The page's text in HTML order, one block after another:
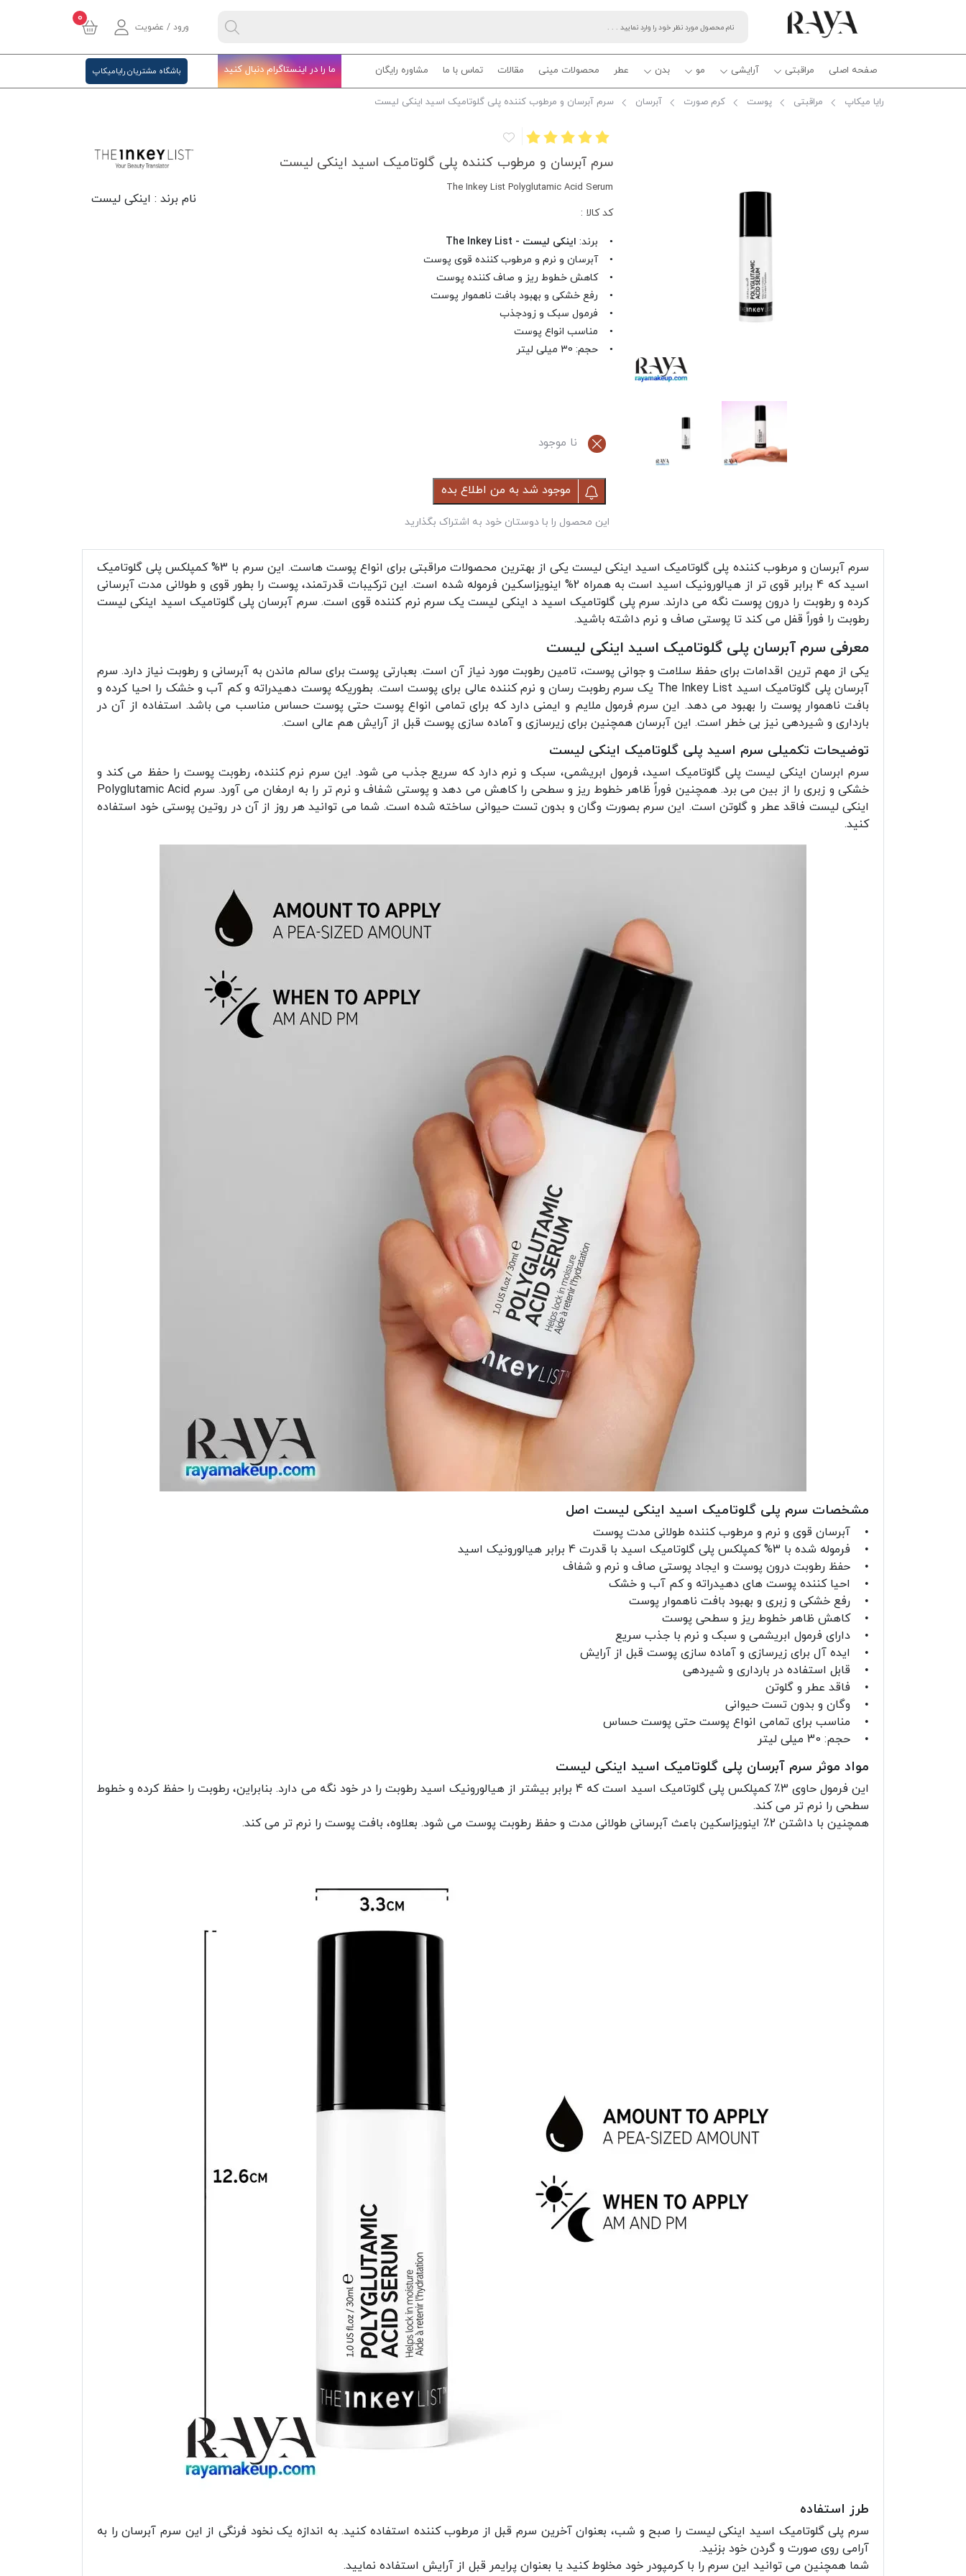
ورود / عضویت
0
صفحه اصلی مراقبتی آرایشی مو بدن عطر محصولات مینی مقالات تماس با ما مشاوره رایگان ما را در اینستاگرام دنبال کنید باشگاه مشتریان رایامیکاپ
رایا میکاپ مراقبتی پوست کرم صورت آبرسان سرم آبرسان و مرطوب کننده پلی گلوتامیک اسید اینکی لیست
سرم آبرسان و مرطوب کننده پلی گلوتامیک اسید اینکی لیست
The Inkey List Polyglutamic Acid Serum
کد کالا :
• برند: اینکی لیست - The Inkey List
• آبرسان و نرم و مرطوب کننده قوی پوست
• کاهش خطوط ریز و صاف کننده پوست
• رفع خشکی و بهبود بافت ناهموار پوست
• فرمول سبک و زودجذب
• مناسب انواع پوست
• حجم: 30 میلی لیتر
نا موجود
موجود شد به من اطلاع بده
این محصول را با دوستان خود به اشتراک بگذارید
نام برند : اینکی لیست
سرم آبرسان و مرطوب کننده پلی گلوتامیک اسید اینکی لیست یکی از بهترین محصولات مراقبتی برای انواع پوست هاست. این سرم با 3% کمپلکس پلی گلوتامیک
اسید که 4 برابر قوی تر از هیالورونیک اسید است به همراه 2% اینویزاسکین فرموله شده است. این ترکیبات قدرتمند، پوست را بطور قوی و طولانی مدت آبرسانی
کرده و رطوبت را درون پوست نگه می دارند. سرم پلی گلوتامیک اسید د اینکی لیست یک سرم نرم کننده قوی است. سرم آبرسان پلی گلوتامیک اسید اینکی لیست
رطوبت را فوراً قفل می کند تا پوستی صاف و نرم داشته باشید.
معرفی سرم آبرسان پلی گلوتامیک اسید اینکی لیست
یکی از مهم ترین اقدامات برای حفظ سلامت و جوانی پوست، تامین رطوبت مورد نیاز آن است. بعبارتی پوست برای سالم ماندن به آبرسانی و رطوبت نیاز دارد. سرم
آبرسان پلی گلوتامیک اسید The Inkey List یک سرم رطوبت رسان و نرم کننده عالی برای پوست است. بطوریکه پوست دهیدراته و کم آب و خشک را احیا کرده و
بافت ناهموار پوست را بهبود می دهد. این سرم فرمول ملایم و ایمنی دارد که برای تمامی انواع پوست حتی پوست حساس مناسب می باشد. استفاده از آن در
بارداری و شیردهی نیز بی خطر است. این آبرسان همچنین برای زیرسازی و آماده سازی پوست قبل از آرایش هم عالی است.
توضیحات تکمیلی سرم اسید پلی گلوتامیک اینکی لیست
سرم ابرسان اینکی لیست پلی گلوتامیک اسید، فرمول ابریشمی، سبک و نرم دارد که سریع جذب می شود. این سرم نرم کننده، رطوبت پوست را حفظ می کند و
خشکی و زبری را از بین می برد. همچنین فوراً ظاهر خطوط ریز و سطحی را کاهش می دهد و پوستی شفاف و نرم تر را به ارمغان می آورد. سرم Polyglutamic Acid
اینکی لیست فاقد عطر و گلوتن است. این سرم بصورت وگان و بدون تست حیوانی ساخته شده است. شما می توانید هر روز از آن در روتین پوستی خود استفاده
کنید.
مشخصات سرم پلی گلوتامیک اسید اینکی لیست اصل
• آبرسان قوی و نرم و مرطوب کننده طولانی مدت پوست
• فرموله شده با 3% کمپلکس پلی گلوتامیک اسید با قدرت 4 برابر هیالورونیک اسید
• حفظ رطوبت درون پوست و ایجاد پوستی صاف و نرم و شفاف
• احیا کننده پوست های دهیدراته و کم آب و خشک
• رفع خشکی و زبری و بهبود بافت ناهموار پوست
• کاهش ظاهر خطوط ریز و سطحی پوست
• دارای فرمول ابریشمی و سبک و نرم با جذب سریع
• ایده آل برای زیرسازی و آماده سازی پوست قبل از آرایش
• قابل استفاده در بارداری و شیردهی
• فاقد عطر و گلوتن
• وگان و بدون تست حیوانی
• مناسب برای تمامی انواع پوست حتی پوست حساس
• حجم: 30 میلی لیتر
مواد موثر سرم آبرسان پلی گلوتامیک اسید اینکی لیست
این فرمول حاوی 3٪ کمپلکس پلی گلوتامیک اسید است که 4 برابر بیشتر از هیالورونیک اسید رطوبت را در خود نگه می دارد. بنابراین، رطوبت را حفظ کرده و خطوط
سطحی را نرم تر می کند.
همچنین با داشتن 2٪ اینویزاسکین باعث آبرسانی طولانی مدت و حفظ رطوبت پوست می شود. بعلاوه، بافت پوست را نرم تر می کند.
طرز استفاده
سرم پلی گلوتامیک اسید اینکی لیست را صبح و شب، بعنوان آخرین سرم قبل از مرطوب کننده استفاده کنید. به اندازه یک نخود فرنگی از این سرم آبرسان را به
آرامی روی صورت و گردن خود بزنید.
شما همچنین می توانید این سرم را با کرمپودر خود مخلوط کنید یا بعنوان پرایمر قبل از آرایش استفاده نمایید.